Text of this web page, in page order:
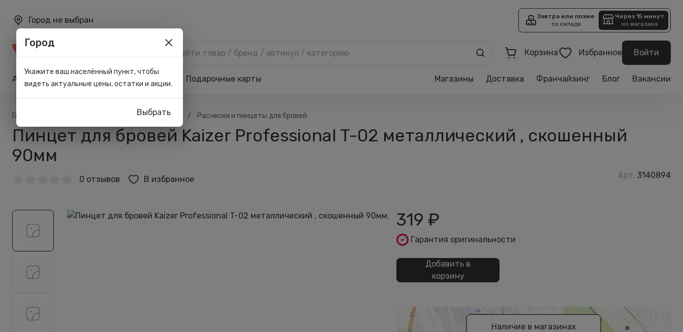
Город не выбран
Завтра или позже
со склада
Через 15 минут
из магазина
Корзина Избранное Войти
Акции Карта лояльности Подарочные карты Магазины Доставка Франчайзинг Блог Вакансии
Главная Аксессуары / Расчески и пинцеты для бровей
Пинцет для бровей Kaizer Professional T-02 металлический , скошенный
90мм
0 отзывов В избранное Арт. 3140894
319 ₽
Гарантия оригинальности
Добавить в
корзину
Наличие в магазинах
Город
Укажите ваш населённый пункт, чтобы
видеть актуальные цены, остатки и акции.
Выбрать